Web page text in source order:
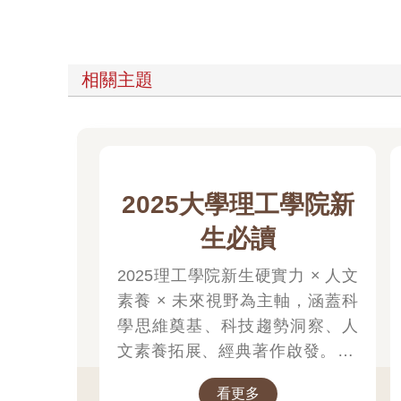
相關主題
2025大學理工學院新
生必讀
2025理工學院新生硬實力 × 人文
素養 × 未來視野為主軸，涵蓋科
學思維奠基、科技趨勢洞察、人
文素養拓展、經典著作啟發。 書
籍是成本最低的自我投資，大學
看更多